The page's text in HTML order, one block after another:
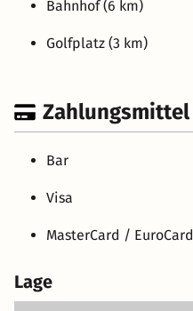
Bahnhof (6 km)
Golfplatz (3 km)
Zahlungsmittel
Bar
Visa
MasterCard / EuroCard
Lage